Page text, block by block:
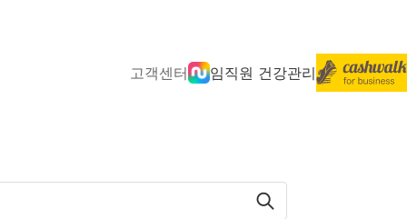
고객센터 임직원 건강관리